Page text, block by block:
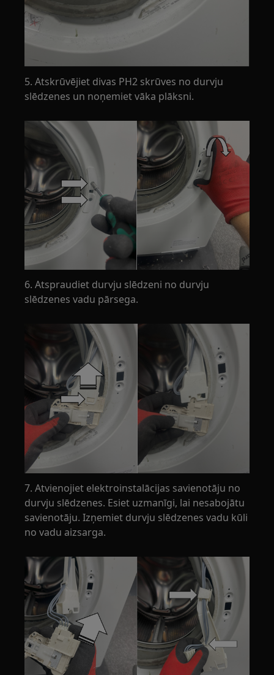
5. Atskrūvējiet divas PH2 skrūves no durvju
slēdzenes un noņemiet vāka plāksni.
6. Atspraudiet durvju slēdzeni no durvju
slēdzenes vadu pārsega.
7. Atvienojiet elektroinstalācijas savienotāju no
durvju slēdzenes. Esiet uzmanīgi, lai nesabojātu
savienotāju. Izņemiet durvju slēdzenes vadu kūli
no vadu aizsarga.